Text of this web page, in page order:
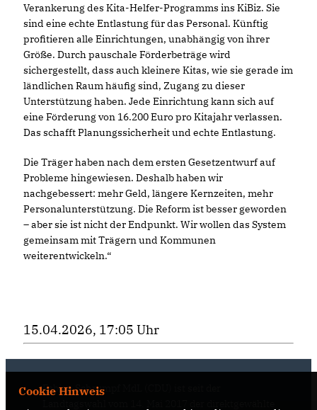
Verankerung des Kita-Helfer-Programms ins KiBiz. Sie
sind eine echte Entlastung für das Personal. Künftig
profitieren alle Einrichtungen, unabhängig von ihrer
Größe. Durch pauschale Förderbeträge wird
sichergestellt, dass auch kleinere Kitas, wie sie gerade im
ländlichen Raum häufig sind, Zugang zu dieser
Unterstützung haben. Jede Einrichtung kann sich auf
eine Förderung von 16.200 Euro pro Kitajahr verlassen.
Das schafft Planungssicherheit und echte Entlastung.
Die Träger haben nach dem ersten Gesetzentwurf auf
Probleme hingewiesen. Deshalb haben wir
nachgebessert: mehr Geld, längere Kernzeiten, mehr
Personalunterstützung. Die Reform ist besser geworden
– aber sie ist nicht der Endpunkt. Wir wollen das System
gemeinsam mit Trägern und Kommunen
weiterentwickeln.“
15.04.2026, 17:05 Uhr
Fabian Schrumpf MdL (CDU) ist seit der
Cookie Hinweis